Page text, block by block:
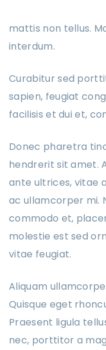
mattis non tellus.
interdum.
Curabitur sed
sapien, feugiat
facilisis et dui et,
Donec pharetra
hendrerit sit amet.
ante ultrices, vitae
ac ullamcorper mi.
commodo et,
molestie est sed
vitae feugiat.
Aliquam
Quisque eget
Praesent ligula
nec, porttitor a